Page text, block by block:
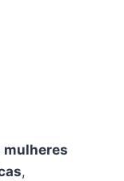
mulheres
,